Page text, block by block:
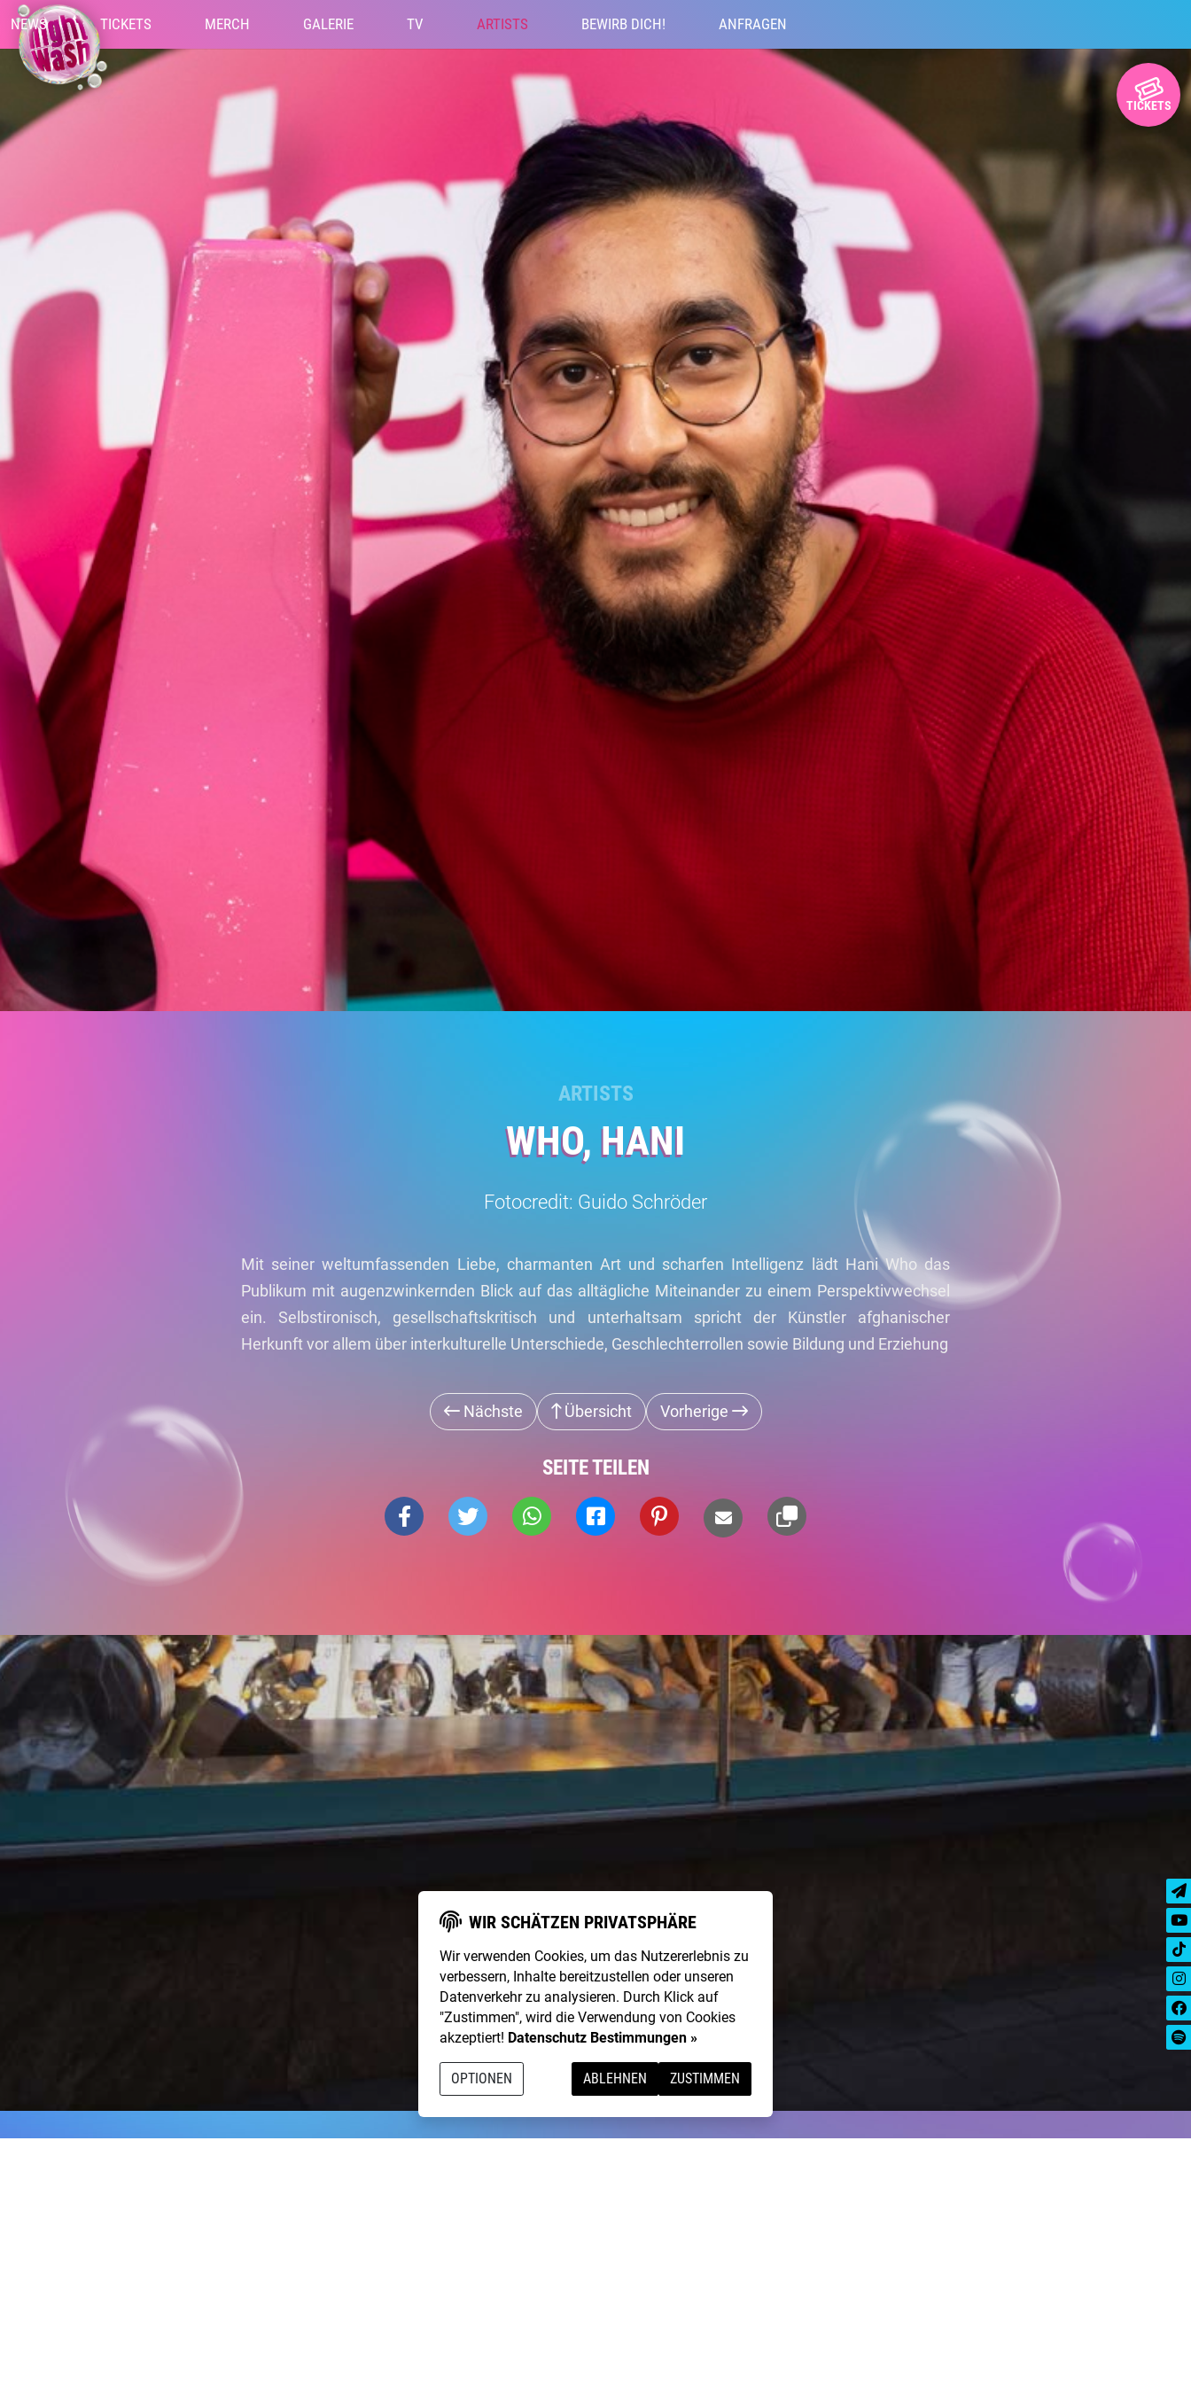
NEWS TICKETS MERCH GALERIE TV ARTISTS BEWIRB DICH! ANFRAGEN
TICKETS
ARTISTS
WHO, HANI
Fotocredit: Guido Schröder
Mit seiner weltumfassenden Liebe, charmanten Art und scharfen Intelligenz lädt Hani Who das
Publikum mit augenzwinkernden Blick auf das alltägliche Miteinander zu einem Perspektivwechsel
ein. Selbstironisch, gesellschaftskritisch und unterhaltsam spricht der Künstler afghanischer
Herkunft vor allem über interkulturelle Unterschiede, Geschlechterrollen sowie Bildung und Erziehung
Nächste Übersicht Vorherige
SEITE TEILEN
WIR SCHÄTZEN PRIVATSPHÄRE
Wir verwenden Cookies, um das Nutzererlebnis zu
verbessern, Inhalte bereitzustellen oder unseren
Datenverkehr zu analysieren. Durch Klick auf
"Zustimmen", wird die Verwendung von Cookies
akzeptiert! Datenschutz Bestimmungen »
OPTIONEN ABLEHNEN ZUSTIMMEN